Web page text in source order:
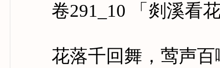
卷291_10 「剡溪看
花落千回舞，莺声百